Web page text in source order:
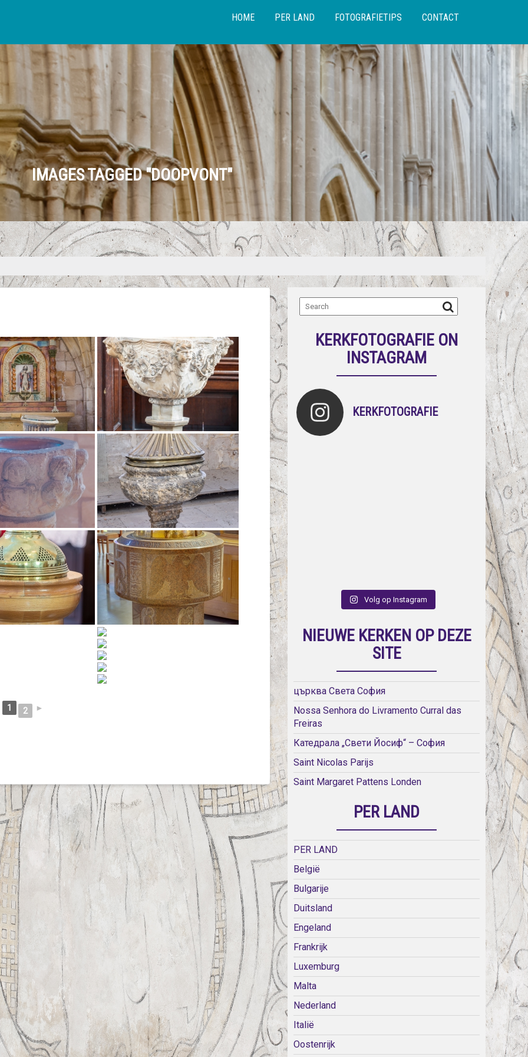
HOME PER LAND FOTOGRAFIETIPS CONTACT
IMAGES TAGGED "DOOPVONT"
1 2 ►
KERKFOTOGRAFIE ON
INSTAGRAM
KERKFOTOGRAFIE
Volg op Instagram
NIEUWE KERKEN OP DEZE
SITE
църква Света София
Nossa Senhora do Livramento Curral das
Freiras
Катедрала „Свети Йосиф“ – София
Saint Nicolas Parijs
Saint Margaret Pattens Londen
PER LAND
PER LAND
België
Bulgarije
Duitsland
Engeland
Frankrijk
Luxemburg
Malta
Nederland
Italië
Oostenrijk